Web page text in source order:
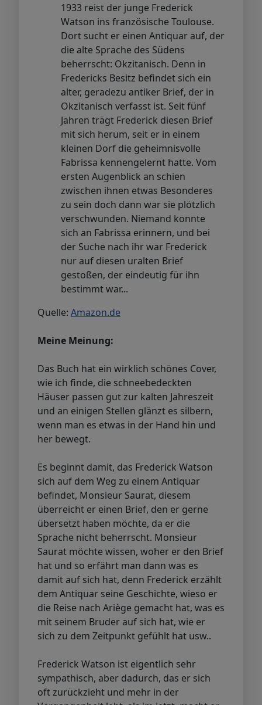
1933 reist der junge Frederick
Watson ins französische Toulouse.
Dort sucht er einen Antiquar auf, der
die alte Sprache des Südens
beherrscht: Okzitanisch. Denn in
Fredericks Besitz befindet sich ein
alter, geradezu antiker Brief, der in
Okzitanisch verfasst ist. Seit fünf
Jahren trägt Frederick diesen Brief
mit sich herum, seit er in einem
kleinen Dorf die geheimnisvolle
Fabrissa kennengelernt hatte. Vom
ersten Augenblick an schien
zwischen ihnen etwas Besonderes
zu sein doch dann war sie plötzlich
verschwunden. Niemand konnte
sich an Fabrissa erinnern, und bei
der Suche nach ihr war Frederick
nur auf diesen uralten Brief
gestoßen, der eindeutig für ihn
bestimmt war...
Quelle: Amazon.de
Meine Meinung:
Das Buch hat ein wirklich schönes Cover,
wie ich finde, die schneebedeckten
Häuser passen gut zur kalten Jahreszeit
und an einigen Stellen glänzt es silbern,
wenn man es etwas in der Hand hin und
her bewegt.
Es beginnt damit, das Frederick Watson
sich auf dem Weg zu einem Antiquar
befindet, Monsieur Saurat, diesem
überreicht er einen Brief, den er gerne
übersetzt haben möchte, da er die
Sprache nicht beherrscht. Monsieur
Saurat möchte wissen, woher er den Brief
hat und so erfährt man dann was es
damit auf sich hat, denn Frederick erzählt
dem Antiquar seine Geschichte, wieso er
die Reise nach Ariège gemacht hat, was es
mit seinem Bruder auf sich hat, wie er
sich zu dem Zeitpunkt gefühlt hat usw..
Frederick Watson ist eigentlich sehr
sympathisch, aber dadurch, das er sich
oft zurückzieht und mehr in der